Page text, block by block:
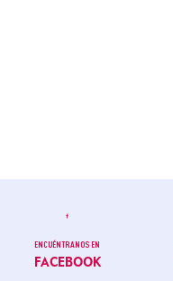
ENCUÉNTRANOS EN
FACEBOOK